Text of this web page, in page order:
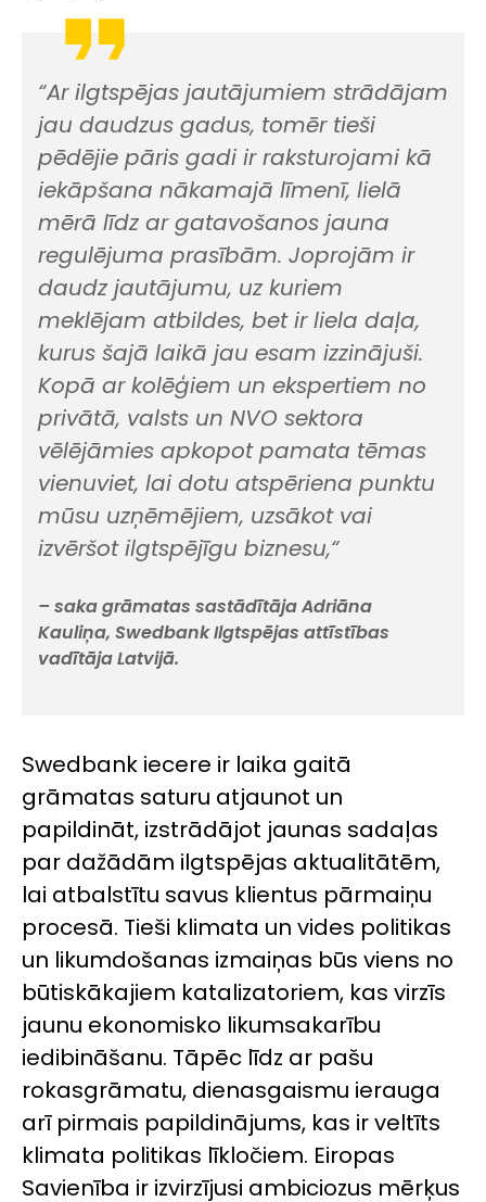
“Ar ilgtspējas jautājumiem strādājam
jau daudzus gadus, tomēr tieši
pēdējie pāris gadi ir raksturojami kā
iekāpšana nākamajā līmenī, lielā
mērā līdz ar gatavošanos jauna
regulējuma prasībām. Joprojām ir
daudz jautājumu, uz kuriem
meklējam atbildes, bet ir liela daļa,
kurus šajā laikā jau esam izzinājuši.
Kopā ar kolēģiem un ekspertiem no
privātā, valsts un NVO sektora
vēlējāmies apkopot pamata tēmas
vienuviet, lai dotu atspēriena punktu
mūsu uzņēmējiem, uzsākot vai
izvēršot ilgtspējīgu biznesu,“
– saka grāmatas sastādītāja Adriāna
Kauliņa, Swedbank Ilgtspējas attīstības
vadītāja Latvijā.
Swedbank iecere ir laika gaitā
grāmatas saturu atjaunot un
papildināt, izstrādājot jaunas sadaļas
par dažādām ilgtspējas aktualitātēm,
lai atbalstītu savus klientus pārmaiņu
procesā. Tieši klimata un vides politikas
un likumdošanas izmaiņas būs viens no
būtiskākajiem katalizatoriem, kas virzīs
jaunu ekonomisko likumsakarību
iedibināšanu. Tāpēc līdz ar pašu
rokasgrāmatu, dienasgaismu ierauga
arī pirmais papildinājums, kas ir veltīts
klimata politikas līkločiem. Eiropas
Savienība ir izvirzījusi ambiciozus mērķus